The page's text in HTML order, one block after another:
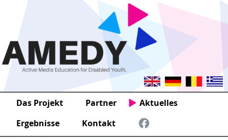
Das Projekt Partner
Aktuelles
Ergebnisse
Kontakt